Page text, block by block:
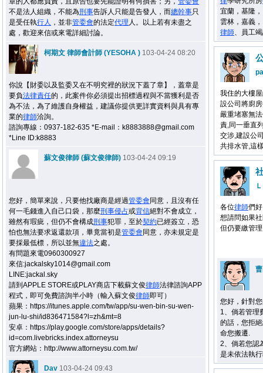
宜蘭，基隆
雲林，嘉義
律師、員工
不是法人組織，不能為刑事告訴人只能是告發人，而總幹事只
是受任執行人 ，並非管委會的法定代理 人。以上若有未盡之
處，歡迎來信或來電詳細討論。
柯期文 律師會計師 (YESOHA ) 103-04-24 08:20
你說【財委以及監委又在不明究裡的狀況下蓋了章】，蓋章是
要負法律責任的，此案件你必須提出招標過程與不當獲利是否
為不法，為了維護自身權益，建議你提供更詳實資料與具有專
業的律師洽詢。
諮詢專線：0937-182-635 *E-mail：k8883888@gmail.com
*Line ID:k8883
蘇文俊律師 (蘇文俊律師) 103-04-24 09:19
您好，簡單來說，只要他找廠商是經過管委會 同意，且沒有任
何一毛錢進入自己口袋，那麼刑事侵占或背信絕對不會成立，
雖然有瑕疵，但仍不會構成刑事犯罪，至於契約已經簽立，恐
怕也無法要求返還款項，畢竟當初是管委會 同意，亦未規定是
要採最低標，所以並無違法之處。
有問題來電0960300927
來信:jackalsky1014@gmail.com
LINE:jackal.sky
請到APPLE STORE或PLAY商店下載蘇文俊律師法律諮詢APP
程式，即可免費諮詢半小時（輸入蘇文俊律師即可）
蘋果：https://itunes.apple.com/tw/app/su-wen-bin-su-wen-
jun-lu-shi/id836471584?l=zh&mt=8
安卓：https://play.google.com/store/apps/details?
id=com.livebricks.index.attorneysu
官方網站：http://www.attorneysu.com.tw/
Dav 103-04-24 09:43
我住的大樓
設公司將廚
嚴重堵塞無
責,同一垂直
交涉,建設公
共排水管,這
各位律師們
想請問如果
但仍要繳管
您好，針對
1、倘若管理
的話，您拒
命您搬遷.
2、倘若您認
是未依法執